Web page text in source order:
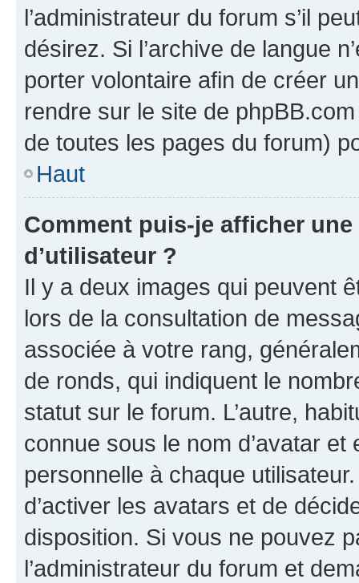
l’administrateur du forum s’il
désirez. Si l’archive de langue
porter volontaire afin de créer
rendre sur le site de
de toutes les pages du forum)
Haut
Comment puis-je afficher
d’utilisateur ?
Il y a deux images qui peuvent
lors de la consultation de
associée à votre rang,
de ronds, qui indiquent le
statut sur le forum. L’autre,
connue sous le nom d’avatar
personnelle à chaque
d’activer les avatars et de
disposition. Si vous ne pouvez
l’administrateur du forum et